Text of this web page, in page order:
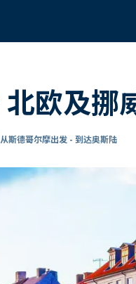
欧及挪
从斯德哥尔摩出发 - 到达奥斯陆